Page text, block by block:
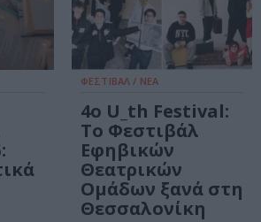
ΦΕΣΤΙΒΑΛ / ΝΕΑ
4ο U_th Festival:
Το Φεστιβάλ
Εφηβικών
Θεατρικών
Ομάδων ξανά στη
Θεσσαλονίκη